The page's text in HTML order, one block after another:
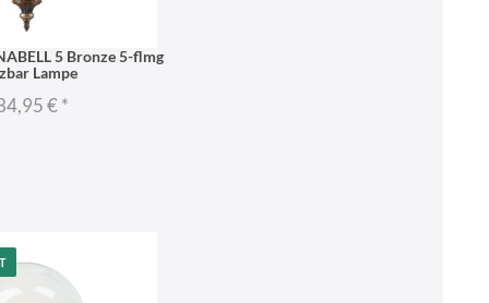
5 Bronze 5-flmg
Lampe
€*